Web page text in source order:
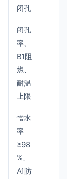
闭孔
闭孔
率、
B1阻
燃、
耐温
上限
憎水
率
≥98
%、
A1防